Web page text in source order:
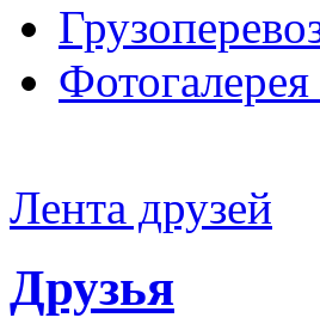
Лента друзей
Друзья